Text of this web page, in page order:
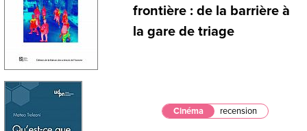
frontière : de la barrière à
la gare de triage
Cinéma recension